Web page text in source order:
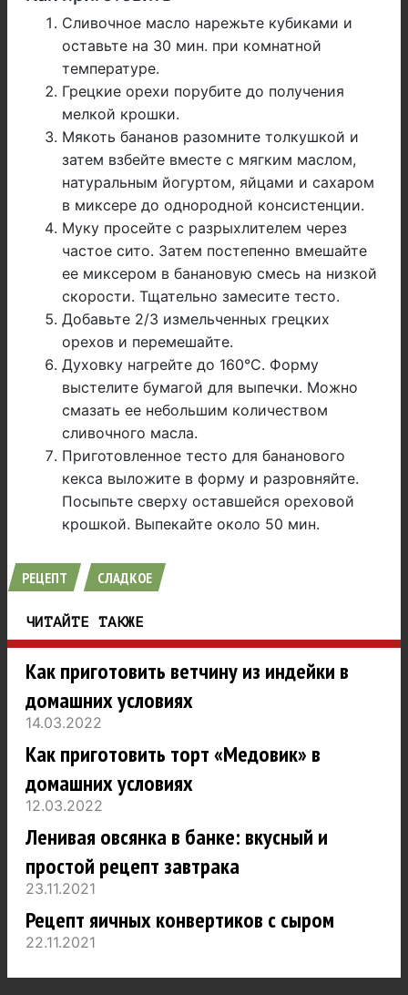
Сливочное масло нарежьте кубиками и
оставьте на 30 мин. при комнатной
температуре.
Грецкие орехи порубите до получения
мелкой крошки.
Мякоть бананов разомните толкушкой и
затем взбейте вместе с мягким маслом,
натуральным йогуртом, яйцами и сахаром
в миксере до однородной консистенции.
Муку просейте с разрыхлителем через
частое сито. Затем постепенно вмешайте
ее миксером в банановую смесь на низкой
скорости. Тщательно замесите тесто.
Добавьте 2/3 измельченных грецких
орехов и перемешайте.
Духовку нагрейте до 160°C. Форму
выстелите бумагой для выпечки. Можно
смазать ее небольшим количеством
сливочного масла.
Приготовленное тесто для бананового
кекса выложите в форму и разровняйте.
Посыпьте сверху оставшейся ореховой
крошкой. Выпекайте около 50 мин.
РЕЦЕПТ СЛАДКОЕ
ЧИТАЙТЕ ТАКЖЕ
Как приготовить ветчину из индейки в
домашних условиях
14.03.2022
Как приготовить торт «Медовик» в
домашних условиях
12.03.2022
Ленивая овсянка в банке: вкусный и
простой рецепт завтрака
23.11.2021
Рецепт яичных конвертиков с сыром
22.11.2021